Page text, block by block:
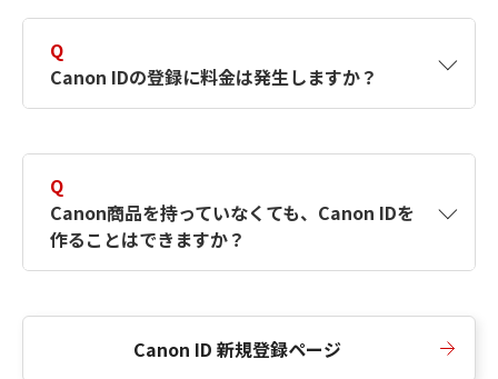
択したサービスから取得します。アカウントを
簡単に作成できるように、この情報を使用して
Canon IDの登録フォームを入力します。
Q
Canon IDの登録に料金は発生しますか？
Q
Canon商品を持っていなくても、Canon IDを
作ることはできますか？
Canon ID 新規登録ページ